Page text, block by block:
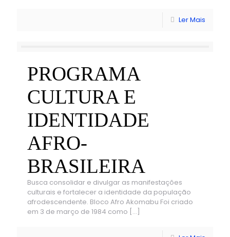
Ler Mais
PROGRAMA
CULTURA E
IDENTIDADE
AFRO-
BRASILEIRA
Busca consolidar e divulgar as manifestações
culturais e fortalecer a identidade da população
afrodescendente. Bloco Afro Akomabu Foi criado
em 3 de março de 1984 como […]